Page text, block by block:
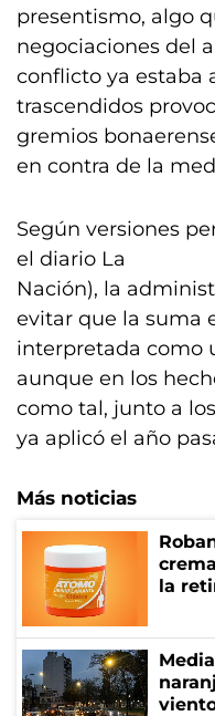
presentismo, algo
negociaciones del
conflicto ya estaba
trascendidos
gremios
en contra de la
Según versiones
el diario La
Nación), la
evitar que la suma
interpretada como
aunque en los
como tal, junto a
ya aplicó el año
Más noticias
la